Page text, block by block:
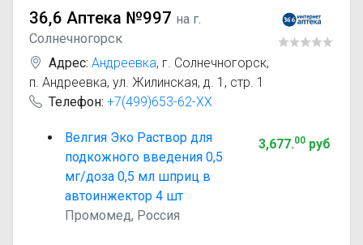
36,6 Аптека №997 на г.
Солнечногорск
Адрес: Андреевка, г. Солнечногорск,
п. Андреевка, ул. Жилинская, д. 1, стр. 1
Телефон: +7(499)653-62-XX
Велгия Эко Раствор для
подкожного введения 0,5
мг/доза 0,5 мл шприц в
автоинжектор 4 шт
Промомед, Россия
3,677.00руб